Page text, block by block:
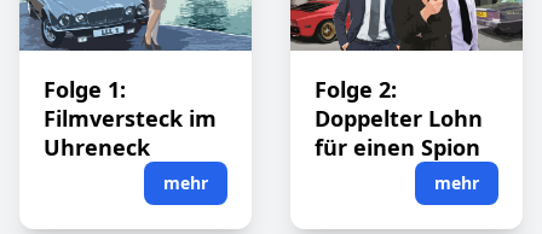
Folge 1:
Filmversteck im
Uhreneck
mehr
Folge 2:
Doppelter Lohn
für einen Spion
mehr